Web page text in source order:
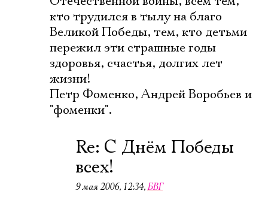
кто трудился в тылу на благо
Великой Победы, тем, кто детьми
пережил эти страшные годы
здоровья, счастья, долгих лет
жизни!
Петр Фоменко, Андрей Воробьев и
"фоменки".
Re: С Днём Победы
всех!
9 мая 2006, 12:34,БВГ